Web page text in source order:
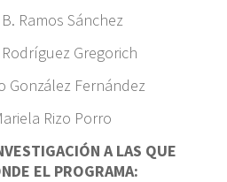
Ramos Sánchez
Rodríguez Gregorich
González Fernández
Rizo Porro
A LAS QUE
EL PROGRAMA: